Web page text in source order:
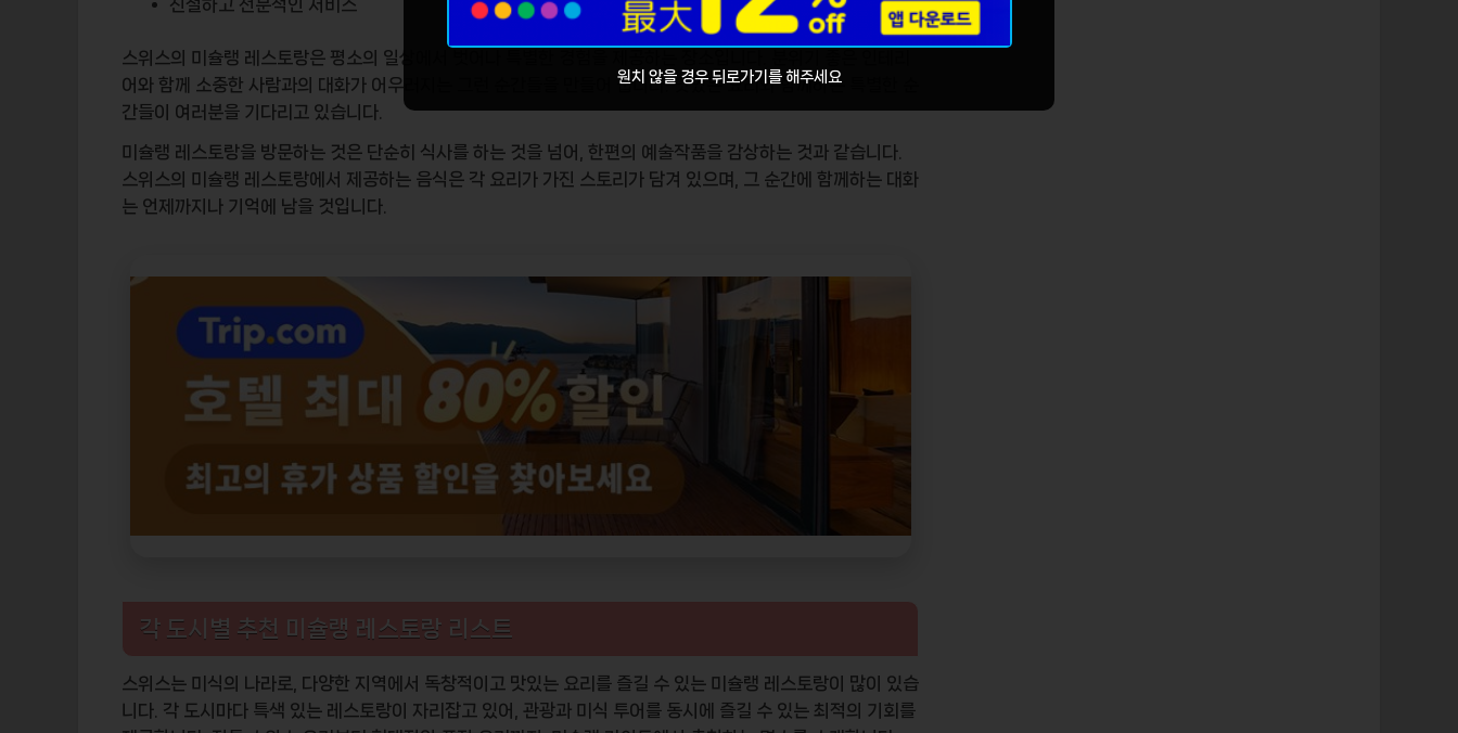
친절하고 전문적인 서비스
스위스의 미슐랭 레스토랑은 평소의 일상에서 벗어나 특별한 경험을 제공하는 장소입니다. 분위기 좋은 인테리
어와 함께 소중한 사람과의 대화가 어우러지는 그런 순간들을 만들어 줍니다. 맛있는 요리와 함께하는 특별한 순
간들이 여러분을 기다리고 있습니다.
미슐랭 레스토랑을 방문하는 것은 단순히 식사를 하는 것을 넘어, 한편의 예술작품을 감상하는 것과 같습니다.
스위스의 미슐랭 레스토랑에서 제공하는 음식은 각 요리가 가진 스토리가 담겨 있으며, 그 순간에 함께하는 대화
는 언제까지나 기억에 남을 것입니다.
각 도시별 추천 미슐랭 레스토랑 리스트
스위스는 미식의 나라로, 다양한 지역에서 독창적이고 맛있는 요리를 즐길 수 있는 미슐랭 레스토랑이 많이 있습
니다. 각 도시마다 특색 있는 레스토랑이 자리잡고 있어, 관광과 미식 투어를 동시에 즐길 수 있는 최적의 기회를
원치 않을 경우 뒤로가기를 해주세요